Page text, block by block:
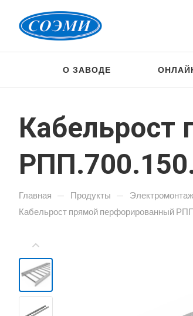
О ЗАВОДЕ
Кабельрост
Главная — Продукты —
Кабельрост прямой перфорированный